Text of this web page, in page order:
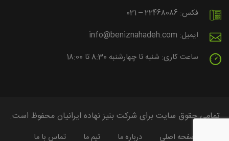
فکس: 22468086 – 021
ایمیل: info@beniznahadeh.com
ساعت کاری: شنبه تا چهارشنبه 8:30 تا 18:00
تمامی حقوق سایت برای شرکت بنیز نهاده ایرانیان محفوظ است.
صفحه اصلی درباره ما تیم ما تماس با ما